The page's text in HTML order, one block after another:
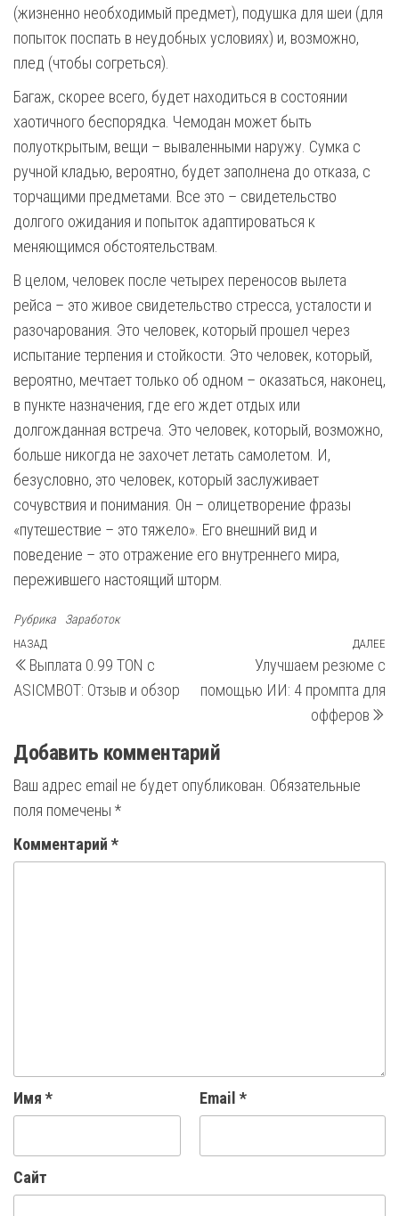
(жизненно необходимый предмет), подушка для шеи (для
попыток поспать в неудобных условиях) и, возможно,
плед (чтобы согреться).
Багаж, скорее всего, будет находиться в состоянии
хаотичного беспорядка. Чемодан может быть
полуоткрытым, вещи – вываленными наружу. Сумка с
ручной кладью, вероятно, будет заполнена до отказа, с
торчащими предметами. Все это – свидетельство
долгого ожидания и попыток адаптироваться к
меняющимся обстоятельствам.
В целом, человек после четырех переносов вылета
рейса – это живое свидетельство стресса, усталости и
разочарования. Это человек, который прошел через
испытание терпения и стойкости. Это человек, который,
вероятно, мечтает только об одном – оказаться, наконец,
в пункте назначения, где его ждет отдых или
долгожданная встреча. Это человек, который, возможно,
больше никогда не захочет летать самолетом. И,
безусловно, это человек, который заслуживает
сочувствия и понимания. Он – олицетворение фразы
«путешествие – это тяжело». Его внешний вид и
поведение – это отражение его внутреннего мира,
пережившего настоящий шторм.
Рубрика Заработок
Навигация
по
Предыдущая
запись
НАЗАД
Выплата 0.99 TON с
ASICMBOT: Отзыв и обзор
ДАЛЕЕ
Улучшаем резюме с
помощью ИИ: 4 промпта для
офферов
Добавить комментарий
Ваш адрес email не будет опубликован. Обязательные
поля помечены *
Комментарий *
Имя * Email *
Сайт